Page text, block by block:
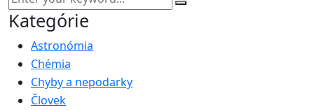
Kategórie
Astronómia
Chémia
Chyby a nepodarky
Človek